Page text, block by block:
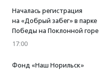
Началась регистрация
на «Добрый забег» в парке
Победы на Поклонной горе
17:00
Фонд «Наш Норильск»